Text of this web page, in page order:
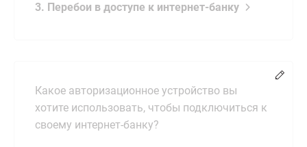
3. Перебои в доступе к интернет-банку
Какое авторизационное устройство вы
хотите использовать, чтобы подключиться к
своему интернет-банку?